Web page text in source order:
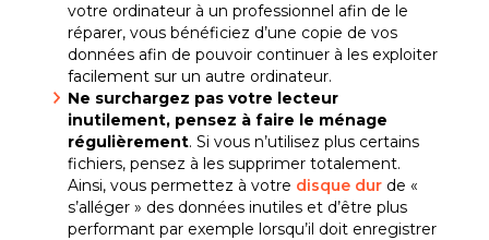
votre ordinateur à un professionnel afin de le
réparer, vous bénéficiez d’une copie de vos
données afin de pouvoir continuer à les exploiter
facilement sur un autre ordinateur.
Ne surchargez pas votre lecteur
inutilement, pensez à faire le ménage
régulièrement. Si vous n’utilisez plus certains
fichiers, pensez à les supprimer totalement.
Ainsi, vous permettez à votre disque dur de «
s’alléger » des données inutiles et d’être plus
performant par exemple lorsqu’il doit enregistrer